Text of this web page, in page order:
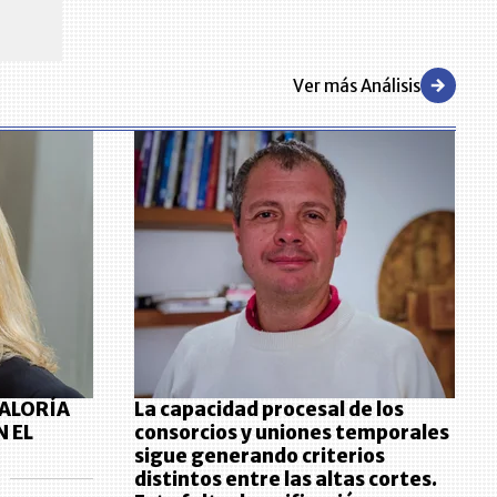
Ver más Análisis
EL
La capacidad procesal de los
consorcios y uniones temporales
sigue generando criterios
distintos entre las altas cortes.